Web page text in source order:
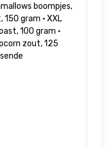
boompjes,
150 gram • XXL
100 gram •
zout, 125